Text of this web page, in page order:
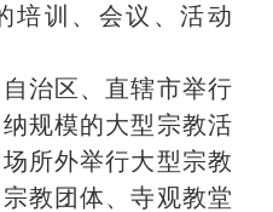
培训、会议、活动
治区、直辖市举行
规模的大型宗教活
所外举行大型宗教
教团体、寺观教堂